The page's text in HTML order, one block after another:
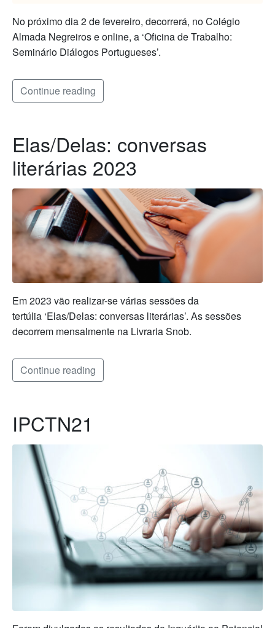
No próximo dia 2 de fevereiro, decorrerá, no Colégio
Almada Negreiros e online, a ‘Oficina de Trabalho:
Seminário Diálogos Portugueses’.
Continue reading
Elas/Delas: conversas
literárias 2023
Em 2023 vão realizar-se várias sessões da
tertúlia ‘Elas/Delas: conversas literárias’. As sessões
decorrem mensalmente na Livraria Snob.
Continue reading
IPCTN21